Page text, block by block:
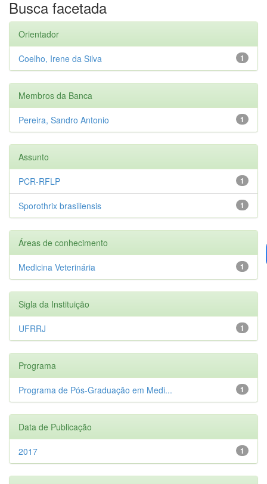
Busca facetada
Orientador
1
Coelho, Irene da Silva
Membros da Banca
1
Pereira, Sandro Antonio
Assunto
1
PCR-RFLP
1
Sporothrix brasiliensis
Áreas de conhecimento
1
Medicina Veterinária
Sigla da Instituição
1
UFRRJ
Programa
1
Programa de Pós-Graduação em Medi...
Data de Publicação
1
2017